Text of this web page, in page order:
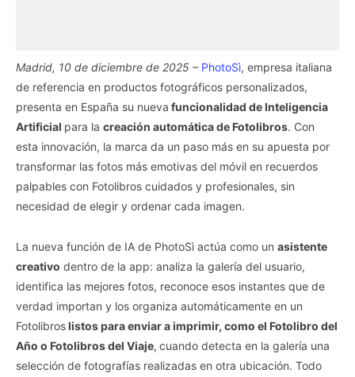
Madrid, 10 de diciembre de 2025 – PhotoSì, empresa italiana
de referencia en productos fotográficos personalizados,
presenta en España su nueva funcionalidad de Inteligencia
Artificial para la creación automática de Fotolibros. Con
esta innovación, la marca da un paso más en su apuesta por
transformar las fotos más emotivas del móvil en recuerdos
palpables con Fotolibros cuidados y profesionales, sin
necesidad de elegir y ordenar cada imagen.
La nueva función de IA de PhotoSì actúa como un asistente
creativo dentro de la app: analiza la galería del usuario,
identifica las mejores fotos, reconoce esos instantes que de
verdad importan y los organiza automáticamente en un
Fotolibroslistos para enviar a imprimir, como el Fotolibro del
Año o Fotolibros del Viaje, cuando detecta en la galería una
selección de fotografías realizadas en otra ubicación. Todo